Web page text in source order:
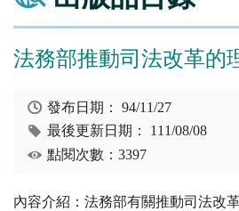
法務部推動司法改革的
發布日期：94/11/27
最後更新日期： 111/08/08
點閱次數：3397
內容介紹：法務部有關推動司法改